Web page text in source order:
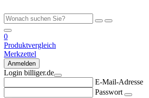
0
Produktvergleich
Merkzettel
Anmelden
Login billiger.de
E-Mail-Adresse
Passwort